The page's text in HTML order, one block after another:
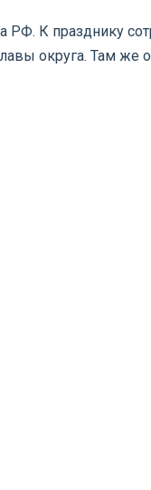
РФ. К празднику
округа. Там